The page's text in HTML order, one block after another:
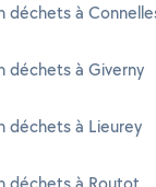
déchets à
déchets à Giverny
déchets à Lieurey